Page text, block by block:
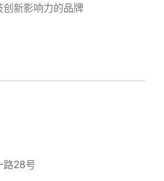
新影响力的品牌
路28号